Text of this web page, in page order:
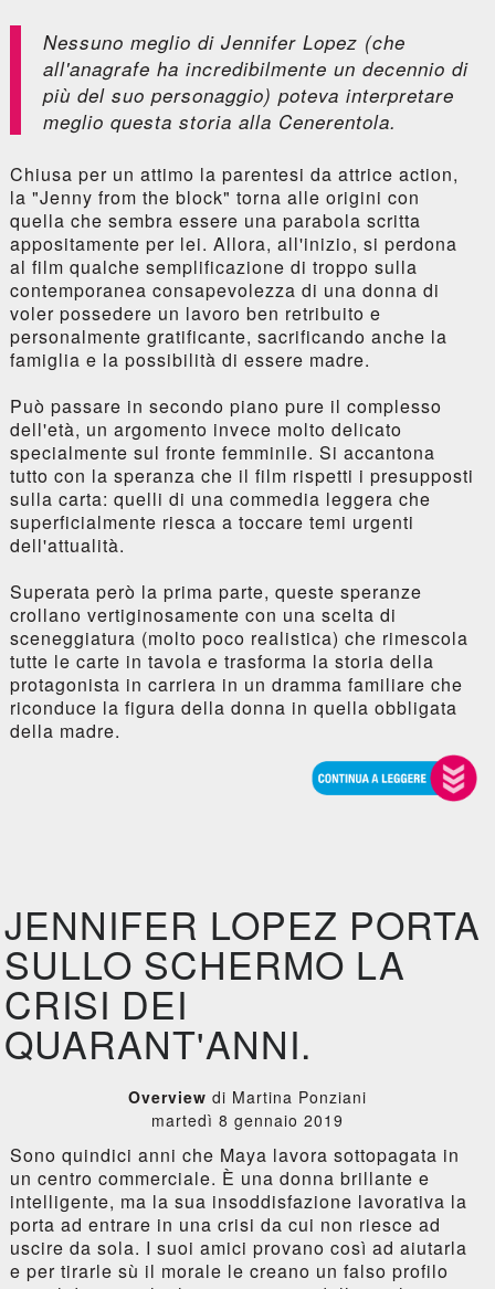
Nessuno meglio di Jennifer Lopez (che
all'anagrafe ha incredibilmente un decennio di
più del suo personaggio) poteva interpretare
meglio questa storia alla Cenerentola.
Chiusa per un attimo la parentesi da attrice action,
la "Jenny from the block" torna alle origini con
quella che sembra essere una parabola scritta
appositamente per lei. Allora, all'inizio, si perdona
al film qualche semplificazione di troppo sulla
contemporanea consapevolezza di una donna di
voler possedere un lavoro ben retribuito e
personalmente gratificante, sacrificando anche la
famiglia e la possibilità di essere madre.
Può passare in secondo piano pure il complesso
dell'età, un argomento invece molto delicato
specialmente sul fronte femminile. Si accantona
tutto con la speranza che il film rispetti i presupposti
sulla carta: quelli di una commedia leggera che
superficialmente riesca a toccare temi urgenti
dell'attualità.
Superata però la prima parte, queste speranze
crollano vertiginosamente con una scelta di
sceneggiatura (molto poco realistica) che rimescola
tutte le carte in tavola e trasforma la storia della
protagonista in carriera in un dramma familiare che
riconduce la figura della donna in quella obbligata
della madre.
JENNIFER LOPEZ PORTA
SULLO SCHERMO LA
CRISI DEI
QUARANT'ANNI.
Overview di Martina Ponziani
martedì 8 gennaio 2019
Sono quindici anni che Maya lavora sottopagata in
un centro commerciale. È una donna brillante e
intelligente, ma la sua insoddisfazione lavorativa la
porta ad entrare in una crisi da cui non riesce ad
uscire da sola. I suoi amici provano così ad aiutarla
e per tirarle sù il morale le creano un falso profilo